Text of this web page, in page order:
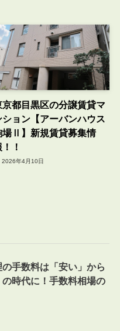
京都目黒区の分譲賃貸マ
ション【アーバンハウス
場Ⅱ】新規賃貸募集情
！
2026年4月10日
手数料は「安い」から
の時代に！手数料相場の